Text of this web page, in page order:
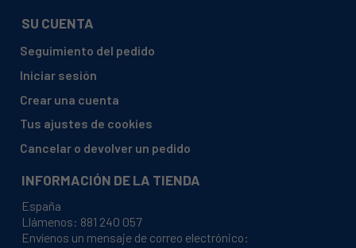
INDESIT, EWD81252WITM
INDESIT, EWD91283WEU
INDESIT, EWD91482WFR
INDESIT, EWE61252WEU
SU CUENTA
Seguimiento del pedido
Iniciar sesión
Crear una cuenta
Tus ajustes de cookies
Cancelar o devolver un pedido
INFORMACIÓN DE LA TIENDA
España
Llámenos: 881 240 057
Envíenos un mensaje de correo electrónico: